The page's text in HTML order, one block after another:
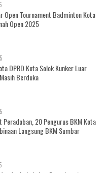
Open Tournament Badminton Kota
Open 2025
DPRD Kota Solok Kunker Luar
Berduka
Peradaban, 20 Pengurus BKM Kota
Langsung BKM Sumbar